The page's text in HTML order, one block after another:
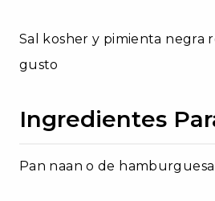
Sal kosher y pimienta negra
gusto
Ingredientes
Pan naan o de hamburguesa